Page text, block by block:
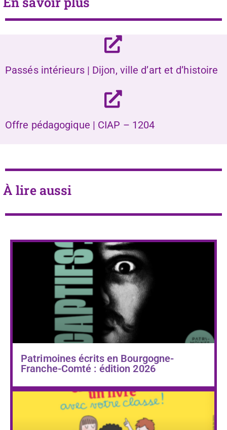
Passés intérieurs | Dijon, ville d’art et d’histoire
Offre pédagogique | CIAP – 1204
À lire aussi
Patrimoines écrits en Bourgogne-
Franche-Comté : édition 2026